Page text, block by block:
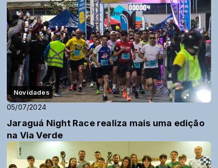
Novidades
05/07/2024
Jaraguá Night Race realiza mais uma edição
na Via Verde